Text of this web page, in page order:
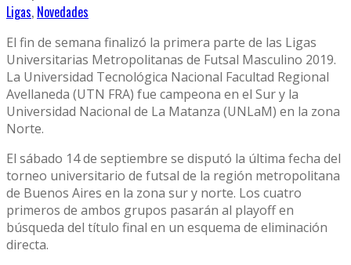
Ligas, Novedades
El fin de semana finalizó la primera parte de las Ligas
Universitarias Metropolitanas de Futsal Masculino 2019.
La Universidad Tecnológica Nacional Facultad Regional
Avellaneda (UTN FRA) fue campeona en el Sur y la
Universidad Nacional de La Matanza (UNLaM) en la zona
Norte.
El sábado 14 de septiembre se disputó la última fecha del
torneo universitario de futsal de la región metropolitana
de Buenos Aires en la zona sur y norte. Los cuatro
primeros de ambos grupos pasarán al playoff en
búsqueda del título final en un esquema de eliminación
directa.